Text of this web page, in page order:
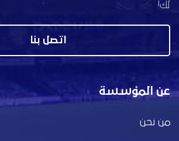
لك!
اتصل بنا
عن المؤسسة
من نحن